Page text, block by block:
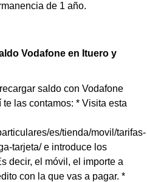
de 1 año.
Vodafone en Ituero y
saldo con Vodafone
las contamos: * Visita esta
es/tienda/movil/tarifas-
tarjeta/ e introduce los
decir, el móvil, el importe a
con la que vas a pagar. *